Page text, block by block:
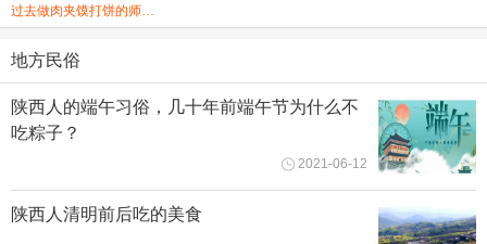
过去做肉夹馍打饼的师傅为什么总敲案板？
地方民俗
陕西人的端午习俗，几十年前端午节为什么不
吃粽子？
2021-06-12
陕西人清明前后吃的美食